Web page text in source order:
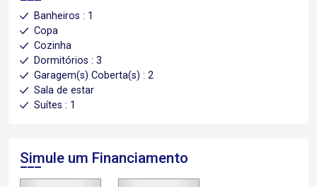
Banheiros : 1
Copa
Cozinha
Dormitórios : 3
Garagem(s) Coberta(s) : 2
Sala de estar
Suítes : 1
Simule um Financiamento